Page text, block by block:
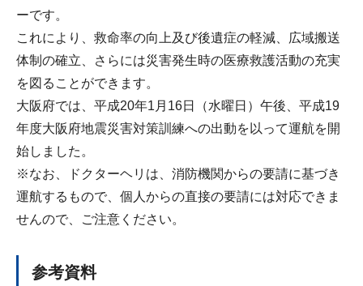
ーです。
これにより、救命率の向上及び後遺症の軽減、広域搬送
体制の確立、さらには災害発生時の医療救護活動の充実
を図ることができます。
大阪府では、平成20年1月16日（水曜日）午後、平成19
年度大阪府地震災害対策訓練への出動を以って運航を開
始しました。
※なお、ドクターヘリは、消防機関からの要請に基づき
運航するもので、個人からの直接の要請には対応できま
せんので、ご注意ください。
参考資料